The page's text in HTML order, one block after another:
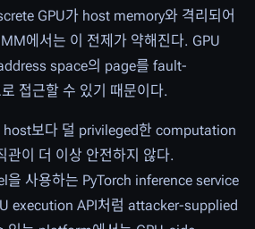
GPU가 host memory와 격리되어
에서는 이 전제가 약해진다. GPU
space의 page를 fault-
접근할 수 있기 때문이다.
host보다 덜 privileged한 computation
이 더 이상 안전하지 않다.
을 사용하는 PyTorch inference service
execution API처럼 attacker-supplied